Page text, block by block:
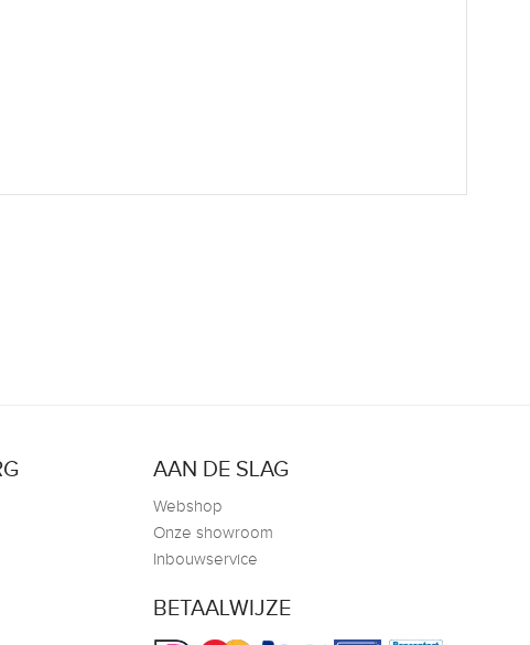
AAN DE SLAG
Webshop
Onze showroom
Inbouwservice
BETAALWIJZE